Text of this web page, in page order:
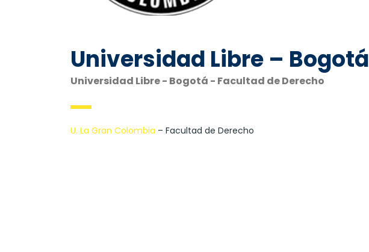
Universidad Libre – Bogotá
Universidad Libre - Bogotá - Facultad de Derecho
U. La Gran Colombia – Facultad de Derecho